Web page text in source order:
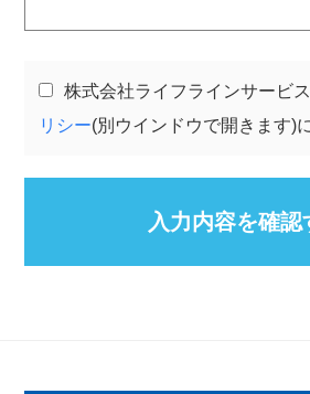
株式会社ライフラインサービ
リシー(別ウインドウで開きます)